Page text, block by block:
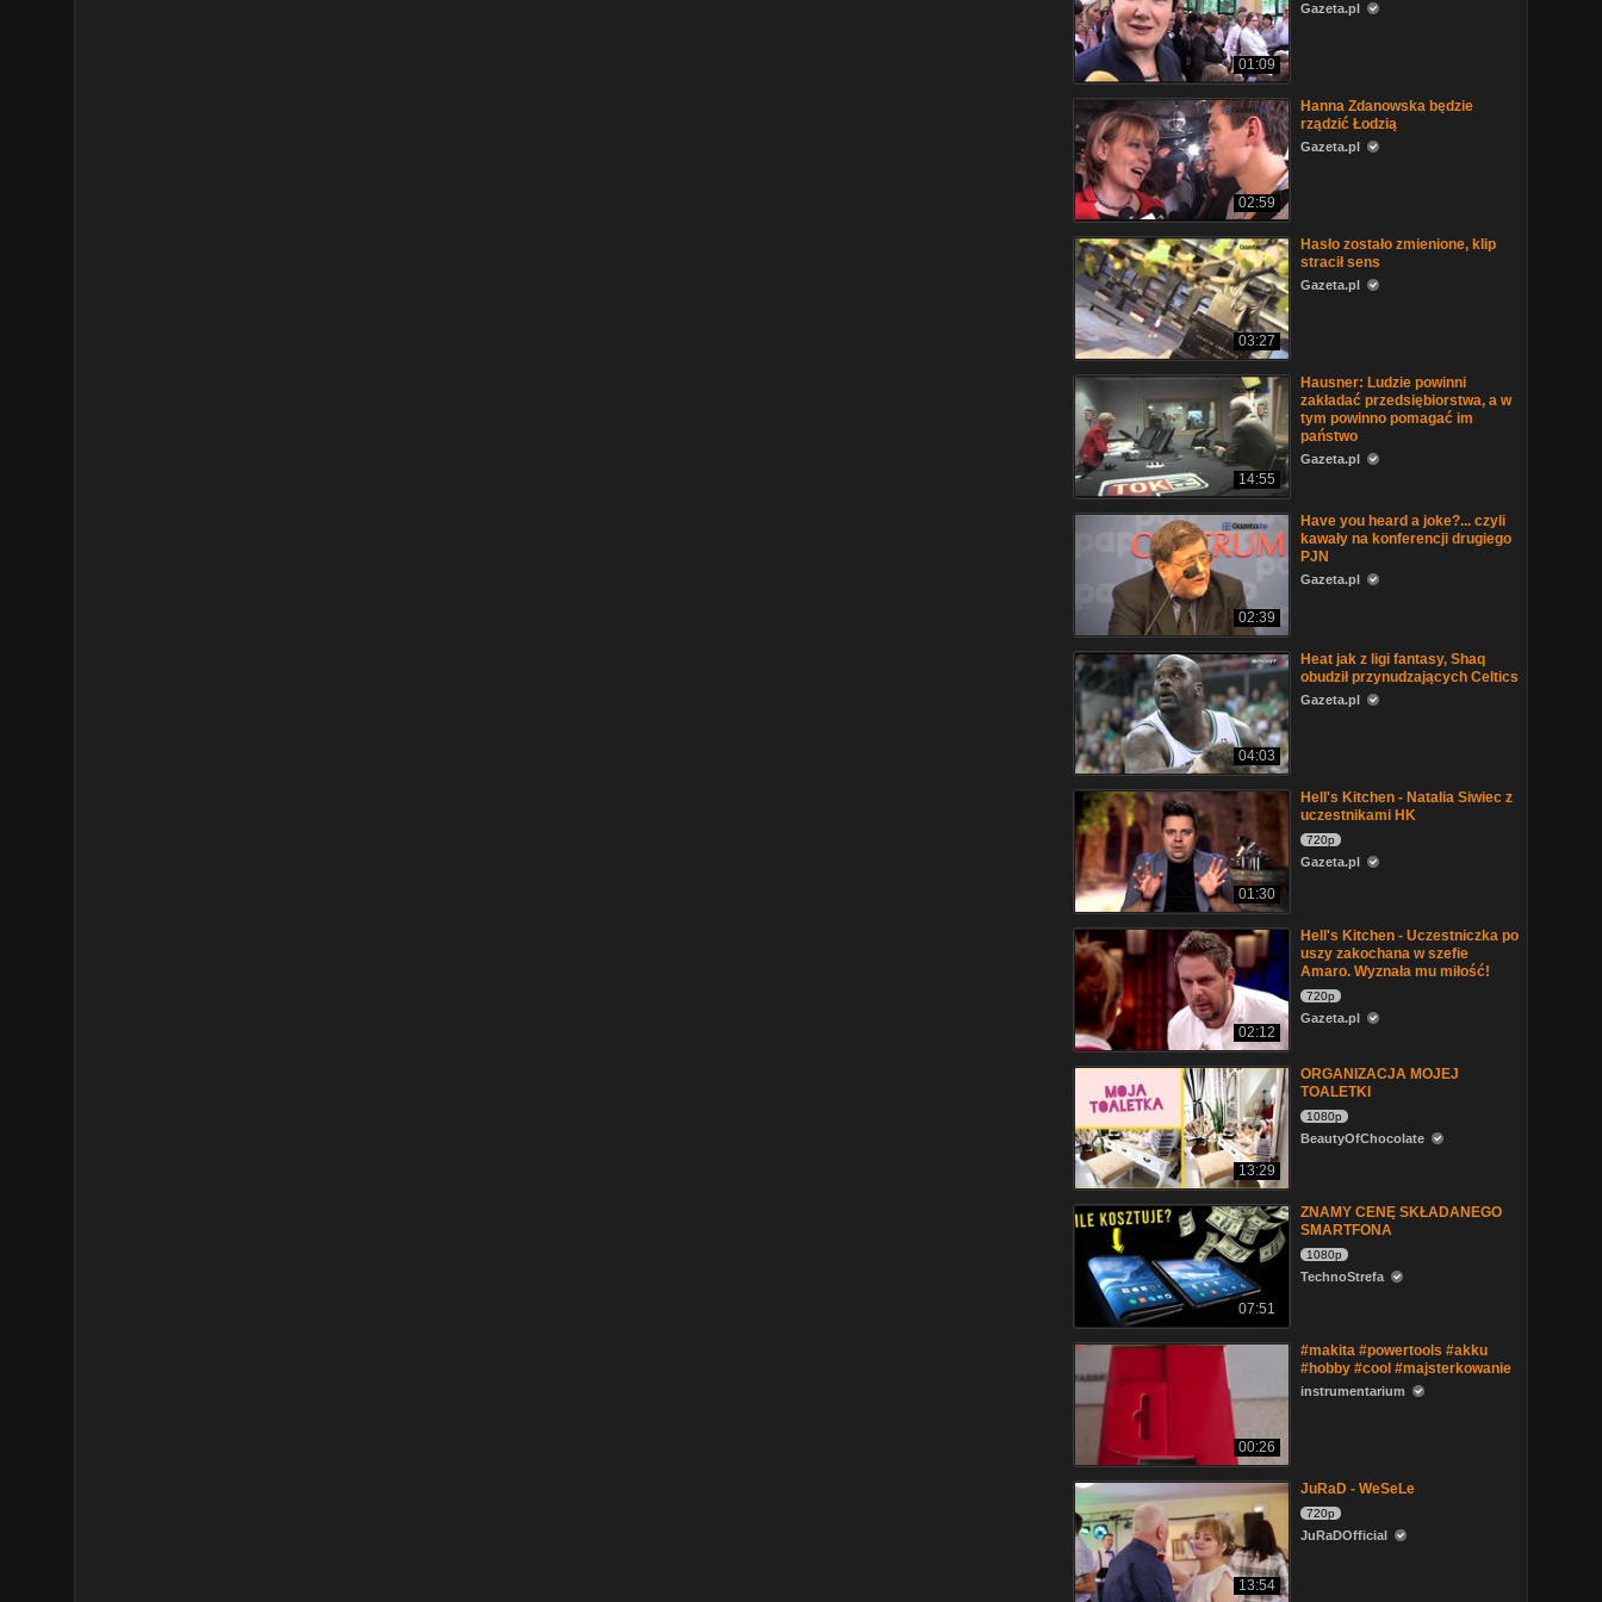
01:09
Gazeta.pl
02:59
Hanna Zdanowska będzie
rządzić Łodzią
Gazeta.pl
03:27
Hasło zostało zmienione, klip
stracił sens
Gazeta.pl
14:55
Hausner: Ludzie powinni
zakładać przedsiębiorstwa, a w
tym powinno pomagać im
państwo
Gazeta.pl
02:39
Have you heard a joke?... czyli
kawały na konferencji drugiego
PJN
Gazeta.pl
04:03
Heat jak z ligi fantasy, Shaq
obudził przynudzających Celtics
Gazeta.pl
01:30
Hell's Kitchen - Natalia Siwiec z
uczestnikami HK
720p
Gazeta.pl
02:12
Hell's Kitchen - Uczestniczka po
uszy zakochana w szefie
Amaro. Wyznała mu miłość!
720p
Gazeta.pl
13:29
ORGANIZACJA MOJEJ
TOALETKI
1080p
BeautyOfChocolate
07:51
ZNAMY CENĘ SKŁADANEGO
SMARTFONA
1080p
TechnoStrefa
00:26
#makita #powertools #akku
#hobby #cool #majsterkowanie
instrumentarium
13:54
JuRaD - WeSeLe
720p
JuRaDOfficial